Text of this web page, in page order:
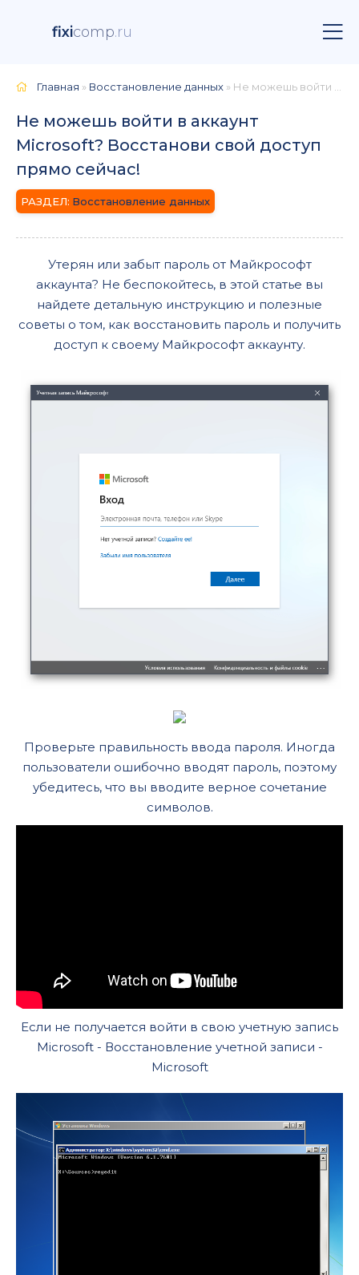
fixicomp.ru
Главная » Восстановление данных » Не можешь войти в аккаунт Microsoft? Восстанови свой доступ прямо сейчас!
Не можешь войти в аккаунт
Microsoft? Восстанови свой доступ
прямо сейчас!
Восстановление данных
Утерян или забыт пароль от Майкрософт
аккаунта? Не беспокойтесь, в этой статье вы
найдете детальную инструкцию и полезные
советы о том, как восстановить пароль и получить
доступ к своему Майкрософт аккаунту.
Проверьте правильность ввода пароля. Иногда
пользователи ошибочно вводят пароль, поэтому
убедитесь, что вы вводите верное сочетание
символов.
Если не получается войти в свою учетную запись
Microsoft - Восстановление учетной записи -
Microsoft